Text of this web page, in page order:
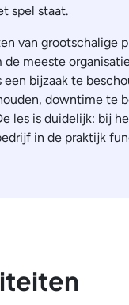
spel staat.
van grootschalige
meeste
bijzaak te
downtime te
les is duidelijk: bij
in de praktijk